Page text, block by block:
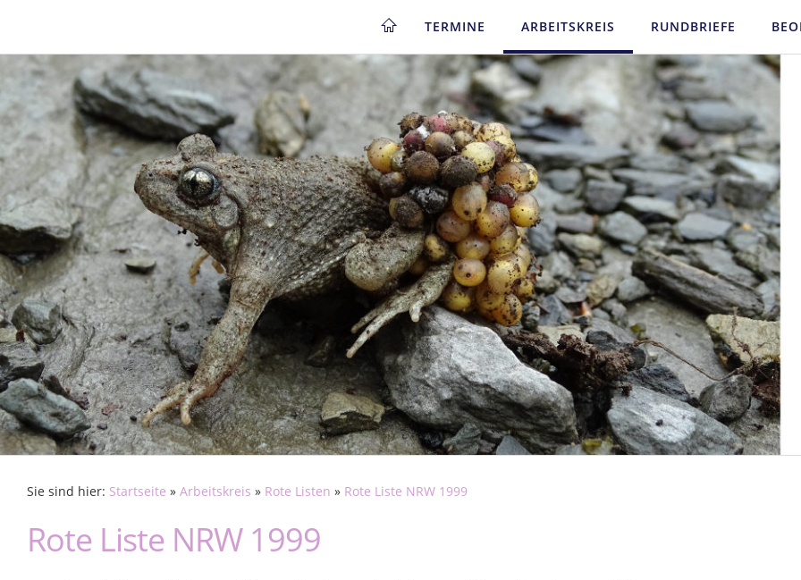
TERMINE ARBEITSKREIS RUNDBRIEFE
Sie sind hier: Startseite » Arbeitskreis » Rote Listen » Rote Liste NRW 1999
Rote Liste NRW 1999